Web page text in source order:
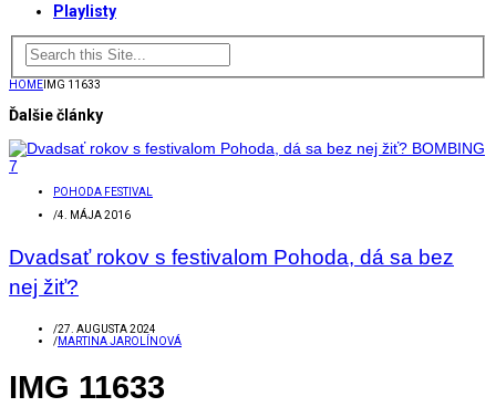
Playlisty
HOME IMG 11633
Ďalšie články
POHODA FESTIVAL
/4. MÁJA 2016
Dvadsať rokov s festivalom Pohoda, dá sa bez
nej žiť?
/27. AUGUSTA 2024
/MARTINA JAROLÍNOVÁ
IMG 11633